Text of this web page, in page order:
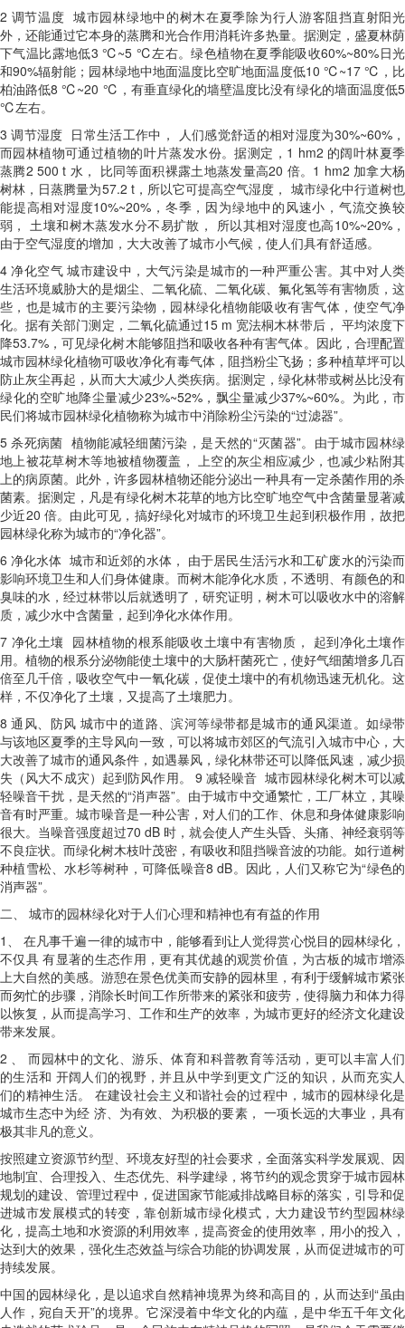
2 调节温度 城市园林绿地中的树木在夏季除为行人游客阻挡直射阳光
外，还能通过它本身的蒸腾和光合作用消耗许多热量。据测定，盛夏林荫
下气温比露地低3℃~5 ℃左右。绿色植物在夏季能吸收60%~80%日光
和90%辐射能；园林绿地中地面温度比空旷地面温度低10 ℃~17 ℃，比
柏油路低8℃~20 ℃，有垂直绿化的墙壁温度比没有绿化的墙面温度低5
℃左右。
3调节湿度 日常生活工作中， 人们感觉舒适的相对湿度为30%~60%，
而园林植物可通过植物的叶片蒸发水份。据测定， 1 hm2 的阔叶林夏季
蒸腾2 500 t 水， 比同等面积裸露土地蒸发量高20 倍。 1 hm2 加拿大杨
树林，日蒸腾量为57.2 t，所以它可提高空气湿度， 城市绿化中行道树也
能提高相对湿度10%~20% ，冬季，因为绿地中的风速小，气流交换较
弱， 土壤和树木蒸发水分不易扩散， 所以其相对湿度也高10%~20%，
由于空气湿度的增加，大大改善了城市小气候，使人们具有舒适感。
4净化空气 城市建设中，大气污染是城市的一种严重公害。其中对人类
生活环境威胁大的是烟尘、二氧化硫、二氧化碳、氟化氢等有害物质，这
些，也是城市的主要污染物，园林绿化植物能吸收有害气体，使空气净
化。据有关部门测定，二氧化硫通过15 m 宽法桐木林带后， 平均浓度下
降53.7% ，可见绿化树木能够阻挡和吸收各种有害气体。因此，合理配置
城市园林绿化植物可吸收净化有毒气体，阻挡粉尘飞扬；多种植草坪可以
防止灰尘再起，从而大大减少人类疾病。据测定，绿化林带或树丛比没有
绿化的空旷地降尘量减少23%~52%，飘尘量减少37%~60%。为此，市
民们将城市园林绿化植物称为城市中消除粉尘污染的“过滤器”。
5杀死病菌 植物能减轻细菌污染，是天然的“灭菌器”。由于城市园林绿
地上被花草树木等地被植物覆盖， 上空的灰尘相应减少，也减少粘附其
上的病原菌。此外，许多园林植物还能分泌出一种具有一定杀菌作用的杀
菌素。据测定，凡是有绿化树木花草的地方比空旷地空气中含菌量显著减
少近20 倍。由此可见，搞好绿化对城市的环境卫生起到积极作用，故把
园林绿化称为城市的“净化器”。
6净化水体 城市和近郊的水体， 由于居民生活污水和工矿废水的污染而
影响环境卫生和人们身体健康。而树木能净化水质，不透明、有颜色的和
臭味的水，经过林带以后就透明了，研究证明，树木可以吸收水中的溶解
质，减少水中含菌量，起到净化水体作用。
7 净化土壤 园林植物的根系能吸收土壤中有害物质， 起到净化土壤作
用。植物的根系分泌物能使土壤中的大肠杆菌死亡，使好气细菌增多几百
倍至几千倍，吸收空气中一氧化碳，促使土壤中的有机物迅速无机化。这
样，不仅净化了土壤，又提高了土壤肥力。
8通风、防风 城市中的道路、滨河等绿带都是城市的通风渠道。如绿带
与该地区夏季的主导风向一致，可以将城市郊区的气流引入城市中心，大
大改善了城市的通风条件，如遇暴风，绿化林带还可以降低风速，减少损
失（风大不成灾）起到防风作用。 9减轻噪音 城市园林绿化树木可以减
轻噪音干扰，是天然的“消声器”。由于城市中交通繁忙，工厂林立，其噪
音有时严重。城市噪音是一种公害，对人们的工作、休息和身体健康影响
很大。当噪音强度超过70 dB 时，就会使人产生头昏、头痛、神经衰弱等
不良症状。而绿化树木枝叶茂密，有吸收和阻挡噪音波的功能。如行道树
种植雪松、水杉等树种，可降低噪音8 dB。因此，人们又称它为“绿色的
消声器”。
二、 城市的园林绿化对于人们心理和精神也有有益的作用
1、在凡事千遍一律的城市中，能够看到让人觉得赏心悦目的园林绿化，
不仅具 有显著的生态作用，更有其优越的观赏价值，为古板的城市增添
上大自然的美感。游憩在景色优美而安静的园林里，有利于缓解城市紧张
而匆忙的步骤，消除长时间工作所带来的紧张和疲劳，使得脑力和体力得
以恢复，从而提高学习、工作和生产的效率，为城市更好的经济文化建设
带来发展。
2 、 而园林中的文化、游乐、体育和科普教育等活动，更可以丰富人们
的生活和 开阔人们的视野，并且从中学到更文广泛的知识，从而充实人
们的精神生活。 在建设社会主义和谐社会的过程中，城市的园林绿化是
城市生态中为经 济、为有效、为积极的要素， 一项长远的大事业，具有
极其非凡的意义。
按照建立资源节约型、环境友好型的社会要求，全面落实科学发展观、因
地制宜、合理投入、生态优先、科学建绿，将节约的观念贯穿于城市园林
规划的建设、管理过程中，促进国家节能减排战略目标的落实，引导和促
进城市发展模式的转变，靠创新城市绿化模式，大力建设节约型园林绿
化，提高土地和水资源的利用效率，提高资金的使用效率，用小的投入，
达到大的效果，强化生态效益与综合功能的协调发展，从而促进城市的可
持续发展。
中国的园林绿化，是以追求自然精神境界为终和高目的，从而达到“虽由
人作，宛自天开”的境界。它深浸着中华文化的内蕴，是中华五千年文化